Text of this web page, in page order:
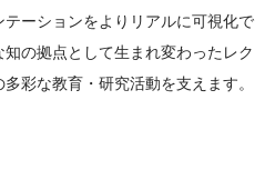
ーションをよりリアルに可視化で
の拠点として生まれ変わったレク
彩な教育・研究活動を支えます。